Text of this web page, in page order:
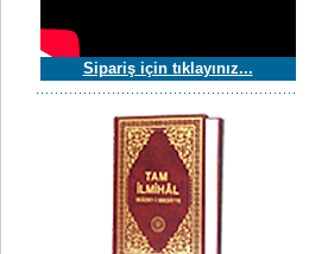
Sipariş için tıklayınız...